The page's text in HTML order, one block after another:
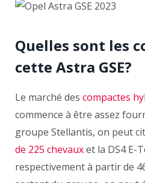
Quelles sont les
cette Astra GSE?
Le marché des compactes
commence à être assez
groupe Stellantis, on peut
de 225 chevauxet la DS4 E-
respectivement à partir de